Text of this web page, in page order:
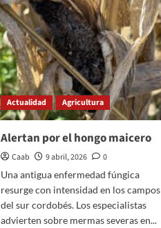
Actualidad Agricultura
Alertan por el hongo maicero
Caab 9 abril, 2026
0
Una antigua enfermedad fúngica
resurge con intensidad en los campos
del sur cordobés. Los especialistas
advierten sobre mermas severas en...